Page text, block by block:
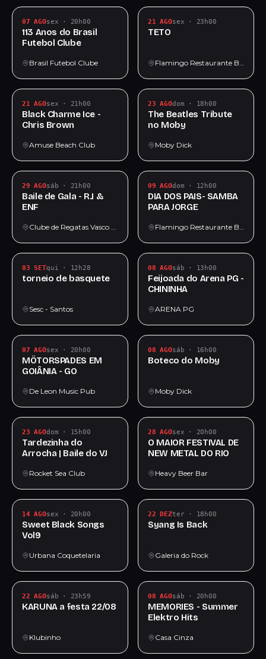
07 AGOsex · 20h00
113 Anos do Brasil
Futebol Clube
Brasil Futebol Clube
21 AGOsex · 23h00
TETO
Flamingo Restaurante Bar
21 AGOsex · 21h00
Black Charme Ice -
Chris Brown
Amuse Beach Club
23 AGOdom · 18h00
The Beatles Tribute
no Moby
Moby Dick
29 AGOsáb · 21h00
Baile de Gala - R.I &
ENF
Clube de Regatas Vasco da Gama - Santos
09 AGOdom · 12h00
DIA DOS PAIS- SAMBA
PARA JORGE
Flamingo Restaurante Bar
03 SETqui · 12h28
torneio de basquete
Sesc - Santos
08 AGOsáb · 13h00
Feijoada do Arena PG -
CHININHA
ARENA PG
07 AGOsex · 20h00
MÖTORSPADES EM
GOIÂNIA - GO
De Leon Music Pub
08 AGOsáb · 16h00
Boteco do Moby
Moby Dick
23 AGOdom · 15h00
Tardezinha do
Arrocha | Baile do VJ
Rocket Sea Club
28 AGOsex · 20h00
O MAIOR FESTIVAL DE
NEW METAL DO RIO
Heavy Beer Bar
14 AGOsex · 20h00
Sweet Black Songs
Vol9
Urbana Coquetelaria
22 DEZter · 18h00
Syang Is Back
Galeria do Rock
22 AGOsáb · 23h59
KARUNA a festa 22/08
Klubinho
08 AGOsáb · 20h00
MEMORIES - Summer
Elektro Hits
Casa Cinza